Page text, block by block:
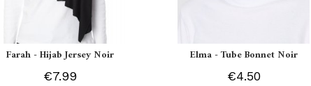
Farah - Hijab Jersey Noir
€7.99
Elma - Tube Bonnet Noir
€4.50